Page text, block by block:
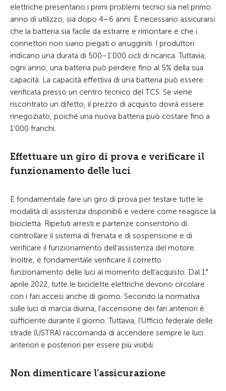
elettriche presentano i primi problemi tecnici sia nel primo
anno di utilizzo, sia dopo 4–6 anni. È necessario assicurarsi
che la batteria sia facile da estrarre e rimontare e che i
connettori non siano piegati o arrugginiti. I produttori
indicano una durata di 500–1’000 cicli di ricarica. Tuttavia,
ogni anno, una batteria può perdere fino al 5% della sua
capacità. La capacità effettiva di una batteria può essere
verificata presso un centro tecnico del TCS. Se viene
riscontrato un difetto, il prezzo di acquisto dovrà essere
rinegoziato, poiché una nuova batteria può costare fino a
1’000 franchi.
Effettuare un giro di prova e verificare il
funzionamento delle luci
È fondamentale fare un giro di prova per testare tutte le
modalità di assistenza disponibili e vedere come reagisce la
bicicletta. Ripetuti arresti e partenze consentono di
controllare il sistema di frenata e di sospensione e di
verificare il funzionamento dell'assistenza del motore.
Inoltre, è fondamentale verificare il corretto
funzionamento delle luci al momento dell'acquisto. Dal 1°
aprile 2022, tutte le biciclette elettriche devono circolare
con i fari accesi anche di giorno. Secondo la normativa
sulle luci di marcia diurna, l'accensione dei fari anteriori è
sufficiente durante il giorno. Tuttavia, l'Ufficio federale delle
strade (USTRA) raccomanda di accendere sempre le luci
anteriori e posteriori per essere più visibili.
Non dimenticare l’assicurazione